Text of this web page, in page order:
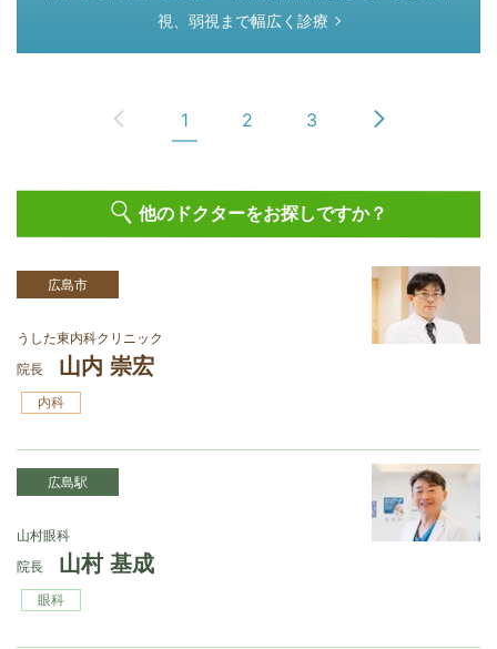
視、弱視まで幅広く診療
1 2 3
他のドクターをお探しですか？
広島市
うした東内科クリニック
院長
山内 崇宏
内科
広島駅
山村眼科
院長
山村 基成
眼科